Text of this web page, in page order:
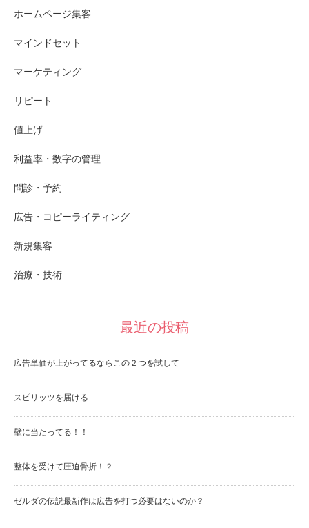
ホームページ集客
マインドセット
マーケティング
リピート
値上げ
利益率・数字の管理
問診・予約
広告・コピーライティング
新規集客
治療・技術
最近の投稿
広告単価が上がってるならこの２つを試して
スピリッツを届ける
壁に当たってる！！
整体を受けて圧迫骨折！？
ゼルダの伝説最新作は広告を打つ必要はないのか？